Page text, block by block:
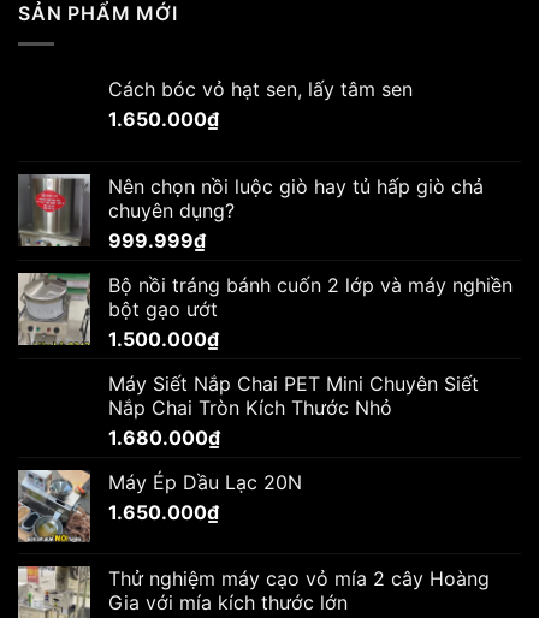
SẢN PHẨM MỚI
Cách bóc vỏ hạt sen, lấy tâm sen
1.650.000₫
Nên chọn nồi luộc giò hay tủ hấp giò chả
chuyên dụng?
999.999₫
Bộ nồi tráng bánh cuốn 2 lớp và máy nghiền
bột gạo ướt
1.500.000₫
Máy Siết Nắp Chai PET Mini Chuyên Siết
Nắp Chai Tròn Kích Thước Nhỏ
1.680.000₫
Máy Ép Dầu Lạc 20N
1.650.000₫
Thử nghiệm máy cạo vỏ mía 2 cây Hoàng
Gia với mía kích thước lớn